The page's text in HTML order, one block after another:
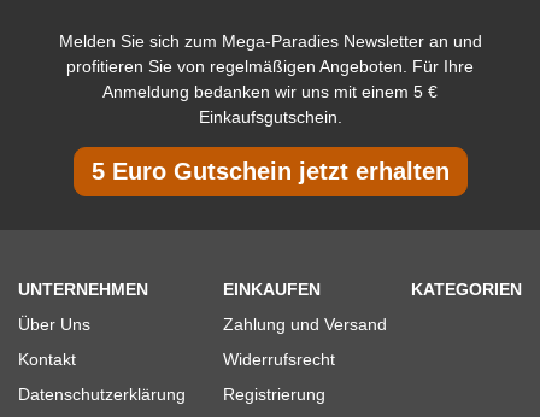
Melden Sie sich zum Mega-Paradies Newsletter an und
profitieren Sie von regelmäßigen Angeboten. Für Ihre
Anmeldung bedanken wir uns mit einem 5 €
Einkaufsgutschein.
5 Euro Gutschein jetzt erhalten
UNTERNEHMEN
Über Uns
Kontakt
Datenschutzerklärung
EINKAUFEN
Zahlung und Versand
Widerrufsrecht
Registrierung
KATEGORIEN